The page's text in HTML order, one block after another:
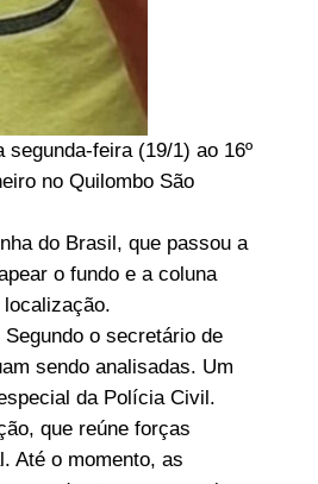
feira (19/1) ao 16º
no Quilombo São
do Brasil, que passou a
o fundo e a coluna
o secretário de
sendo analisadas. Um
da Polícia Civil.
que reúne forças
Até o momento, as